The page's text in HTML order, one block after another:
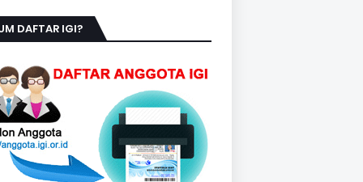
DAFTAR IGI?